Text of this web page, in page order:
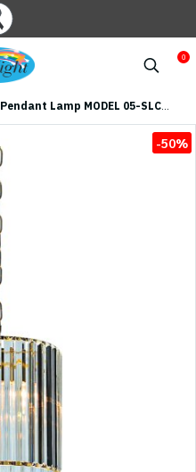
0
Pendant Lamp MODEL 05-SLC-23773-240 RD-GD (E27x1) Gold
-50%